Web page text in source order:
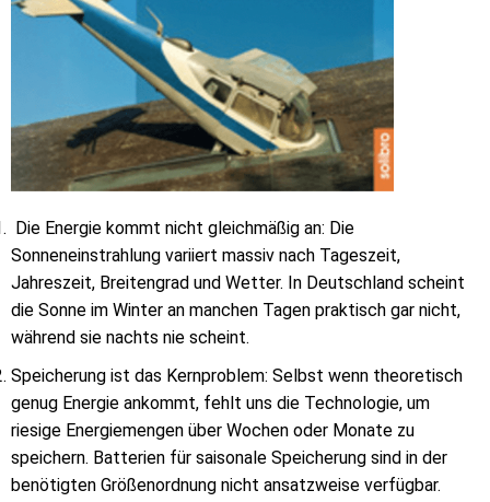
Die Energie kommt nicht gleichmäßig an: Die
Sonneneinstrahlung variiert massiv nach Tageszeit,
Jahreszeit, Breitengrad und Wetter. In Deutschland scheint
die Sonne im Winter an manchen Tagen praktisch gar nicht,
während sie nachts nie scheint.
Speicherung ist das Kernproblem: Selbst wenn theoretisch
genug Energie ankommt, fehlt uns die Technologie, um
riesige Energiemengen über Wochen oder Monate zu
speichern. Batterien für saisonale Speicherung sind in der
benötigten Größenordnung nicht ansatzweise verfügbar.